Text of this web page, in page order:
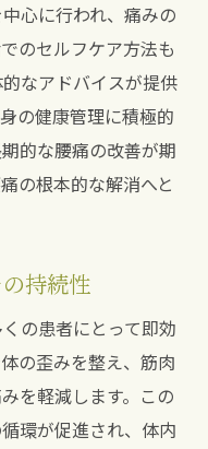
プログラム
み合わせ
を活かす
健康維持
施術計画
と頻度
チェックポイント
の選定方法
認
価
心に行われ、痛みの
のセルフケア方法も
なアドバイスが提供
の健康管理に積極的
的な腰痛の改善が期
の根本的な解消へと
持続性
の患者にとって即効
の歪みを整え、筋肉
を軽減します。この
環が促進され、体内